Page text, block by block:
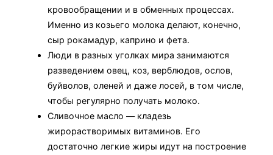
кровообращении и в обменных процессах.
Именно из козьего молока делают, конечно,
сыр рокамадур, каприно и фета.
Люди в разных уголках мира занимаются
разведением овец, коз, верблюдов, ослов,
буйволов, оленей и даже лосей, в том числе,
чтобы регулярно получать молоко.
Сливочное масло — кладезь
жирорастворимых витаминов. Его
достаточно легкие жиры идут на построение